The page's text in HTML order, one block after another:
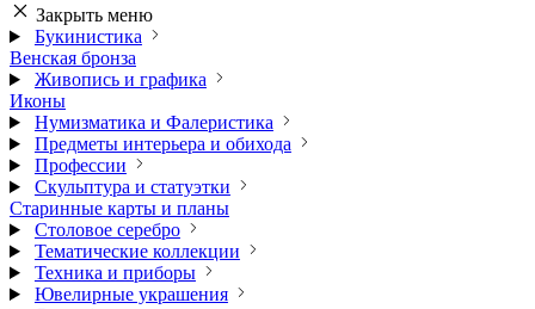
Закрыть меню
Букинистика
Венская бронза
Живопись и графика
Иконы
Нумизматика и Фалеристика
Предметы интерьера и обихода
Профессии
Скульптура и статуэтки
Старинные карты и планы
Столовое серебро
Тематические коллекции
Техника и приборы
Ювелирные украшения